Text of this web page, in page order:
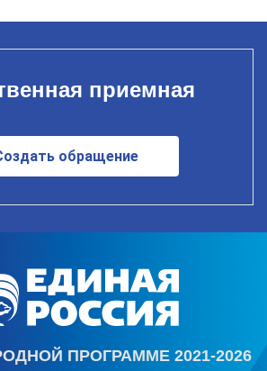
приемная
обращение
ПРОГРАММЕ 2021-2026